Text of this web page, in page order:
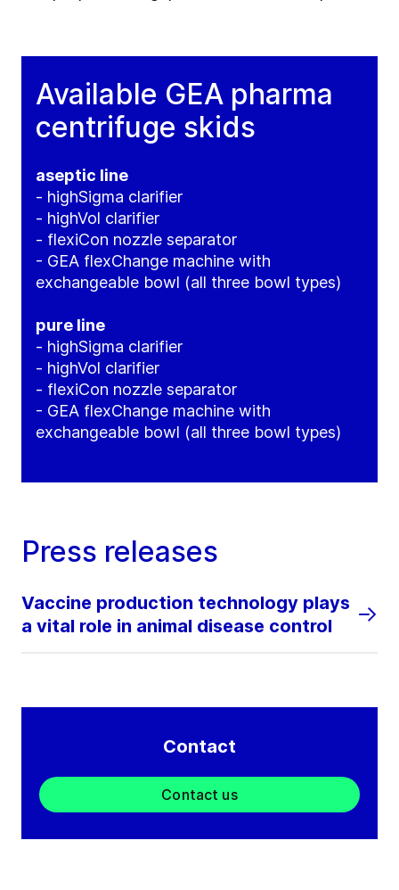
Available GEA pharma
centrifuge skids
aseptic line
- highSigma clarifier
- highVol clarifier
- flexiCon nozzle separator
- GEA flexChange machine with
exchangeable bowl (all three bowl types)
pure line
- highSigma clarifier
- highVol clarifier
- flexiCon nozzle separator
- GEA flexChange machine with
exchangeable bowl (all three bowl types)
Press releases
Vaccine production technology plays
a vital role in animal disease control
Contact
Contact us